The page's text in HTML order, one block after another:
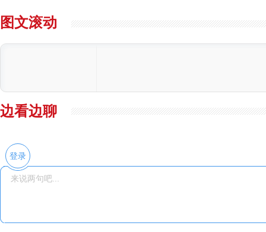
图文滚动
边看边聊
登录